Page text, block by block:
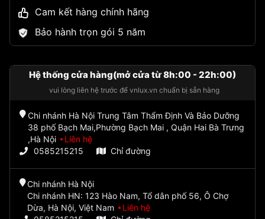
Cam kết hàng chính hãng
Bảo hành trọn gói 5 năm
Hệ thống cửa hàng(mở cửa từ 8h:00 - 22h:00)
vui lòng liên hệ trước để vnlux.vn chuẩn bị sẵn hàng
Chi nhánh Hà Nội Trung Tâm Thẩm Định Và Bảo Dưỡng
38 phố Bạch Mai,Phường Bạch Mai , Quận Hai Bà Trưng
,Hà Nội
Liên hệ
0585215215
Chỉ đường
Chi nhánh Hà Nội
Chi nhánh HN: 123 Hào Nam, Tổ dân phố 56, Ô Chợ
Dừa, Hà Nội, Việt Nam
Liên hệ